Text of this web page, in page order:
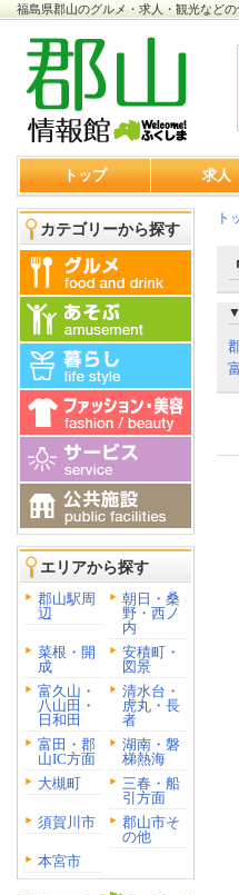
福島県郡山のグルメ・求人・観光など
トップ 求人
カテゴリーから探す
エリアから探す
郡山駅周
辺
朝日・桑
野・西ノ
内
菜根・開
成
安積町・
図景
富久山・
八山田・
日和田
清水台・
虎丸・長
者
富田・郡
山IC方面
湖南・磐
梯熱海
大槻町
三春・船
引方面
須賀川市
郡山市そ
の他
本宮市
ト